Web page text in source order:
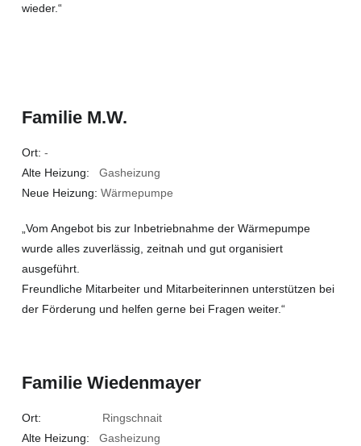
wieder.“
Familie M.W.
Ort: -
Alte Heizung: Gasheizung
Neue Heizung: Wärmepumpe
„Vom Angebot bis zur Inbetriebnahme der Wärmepumpe
wurde alles zuverlässig, zeitnah und gut organisiert
ausgeführt.
Freundliche Mitarbeiter und Mitarbeiterinnen unterstützen bei
der Förderung und helfen gerne bei Fragen weiter.“
Familie Wiedenmayer
Ort: Ringschnait
Alte Heizung: Gasheizung